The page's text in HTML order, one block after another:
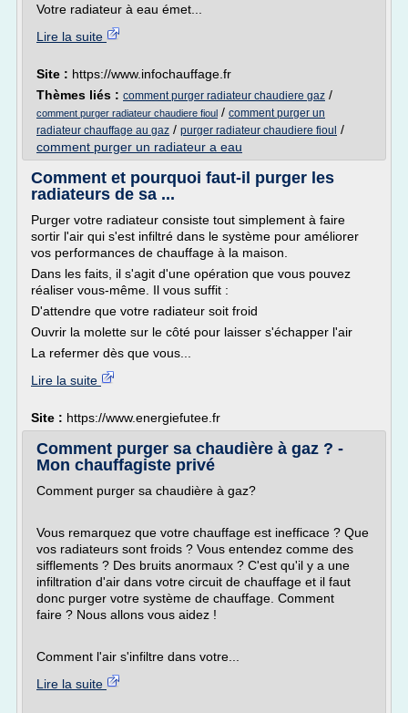
Votre radiateur à eau émet...
Lire la suite
Site : https://www.infochauffage.fr
Thèmes liés : comment purger radiateur chaudiere gaz /
comment purger radiateur chaudiere fioul / comment purger un
radiateur chauffage au gaz / purger radiateur chaudiere fioul /
comment purger un radiateur a eau
Comment et pourquoi faut-il purger les
radiateurs de sa ...
Purger votre radiateur consiste tout simplement à faire
sortir l'air qui s'est infiltré dans le système pour améliorer
vos performances de chauffage à la maison.
Dans les faits, il s'agit d'une opération que vous pouvez
réaliser vous-même. Il vous suffit :
D'attendre que votre radiateur soit froid
Ouvrir la molette sur le côté pour laisser s'échapper l'air
La refermer dès que vous...
Lire la suite
Site : https://www.energiefutee.fr
Comment purger sa chaudière à gaz ? -
Mon chauffagiste privé
Comment purger sa chaudière à gaz?
Vous remarquez que votre chauffage est inefficace ? Que
vos radiateurs sont froids ? Vous entendez comme des
sifflements ? Des bruits anormaux ? C'est qu'il y a une
infiltration d'air dans votre circuit de chauffage et il faut
donc purger votre système de chauffage. Comment
faire ? Nous allons vous aidez !
Comment l'air s'infiltre dans votre...
Lire la suite